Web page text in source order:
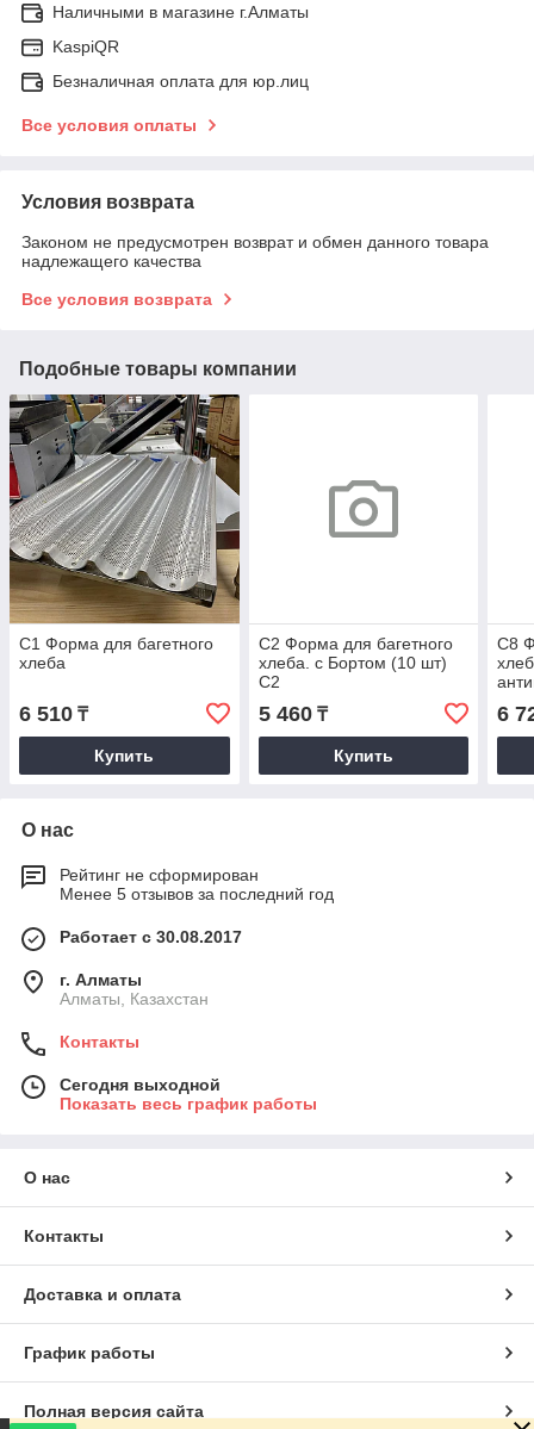
Наличными в магазине г.Алматы
KaspiQR
Безналичная оплата для юр.лиц
Все условия оплаты
Условия возврата
Законом не предусмотрен возврат и обмен данного товара
надлежащего качества
Все условия возврата
Подобные товары компании
С1 Форма для багетного
хлеба
6 510 ₸
Купить
С2 Форма для багетного
хлеба. с Бортом (10 шт)
C2
5 460₸
Купить
С8
6
О нас
Рейтинг не сформирован
Менее 5 отзывов за последний год
Работает с 30.08.2017
г. Алматы
Алматы, Казахстан
Контакты
Сегодня выходной
Показать весь график работы
О нас
Контакты
Доставка и оплата
График работы
Полная версия сайта